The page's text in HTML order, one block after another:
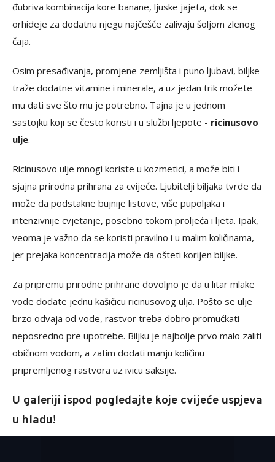
đubriva kombinacija kore banane, ljuske jajeta, dok se
orhideje za dodatnu njegu najčešće zalivaju šoljom zlenog
čaja.
Osim presađivanja, promjene zemljišta i puno ljubavi, biljke
traže dodatne vitamine i minerale, a uz jedan trik možete
mu dati sve što mu je potrebno. Tajna je u jednom
sastojku koji se često koristi i u službi ljepote - ricinusovo
ulje.
Ricinusovo ulje mnogi koriste u kozmetici, a može biti i
sjajna prirodna prihrana za cvijeće. Ljubitelji biljaka tvrde da
može da podstakne bujnije listove, više pupoljaka i
intenzivnije cvjetanje, posebno tokom proljeća i ljeta. Ipak,
veoma je važno da se koristi pravilno i u malim količinama,
jer prejaka koncentracija može da ošteti korijen biljke.
Za pripremu prirodne prihrane dovoljno je da u litar mlake
vode dodate jednu kašičicu ricinusovog ulja. Pošto se ulje
brzo odvaja od vode, rastvor treba dobro promućkati
neposredno pre upotrebe. Biljku je najbolje prvo malo zaliti
običnom vodom, a zatim dodati manju količinu
pripremljenog rastvora uz ivicu saksije.
U galeriji ispod pogledajte koje cvijeće uspjeva
u hladu!